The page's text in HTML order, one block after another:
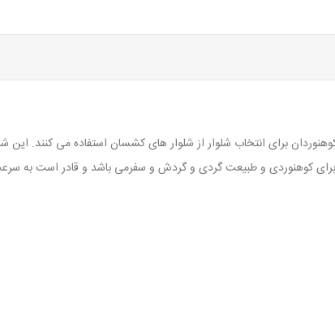
برای انتخاب شلوار از شلوار های کشسان استفاده می کنند. این
راحتی وبدون جابجایی کفش امکان پذیر نموده است. شلوار 1430 مناسب برای کوهنوردی و طبیعت گردی و گردش و